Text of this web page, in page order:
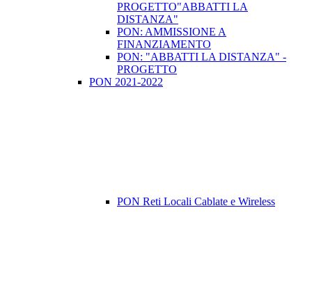
PROGETTO"ABBATTI LA
DISTANZA"
PON: AMMISSIONE A
FINANZIAMENTO
PON: "ABBATTI LA DISTANZA" -
PROGETTO
PON 2021-2022
PON Reti Locali Cablate e Wireless